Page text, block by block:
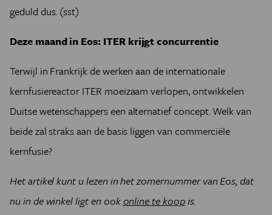
geduld dus. (sst)
Deze maand in Eos: ITER krijgt concurrentie
Terwijl in Frankrijk de werken aan de internationale
kernfusiereactor ITER moeizaam verlopen, ontwikkelen
Duitse wetenschappers een alternatief concept. Welk van
beide zal straks aan de basis liggen van commerciële
kernfusie?
Het artikel kunt u lezen in het zomernummer van Eos, dat
nu in de winkel ligt en ookonline te koopis.